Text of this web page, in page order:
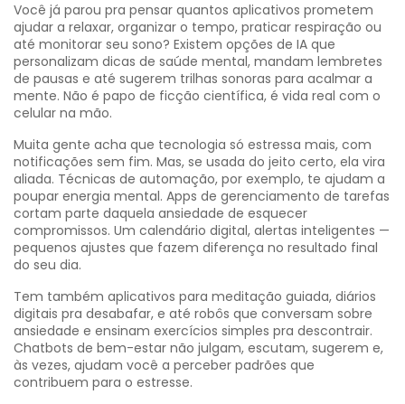
Você já parou pra pensar quantos aplicativos prometem
ajudar a relaxar, organizar o tempo, praticar respiração ou
até monitorar seu sono? Existem opções de IA que
personalizam dicas de saúde mental, mandam lembretes
de pausas e até sugerem trilhas sonoras para acalmar a
mente. Não é papo de ficção científica, é vida real com o
celular na mão.
Muita gente acha que tecnologia só estressa mais, com
notificações sem fim. Mas, se usada do jeito certo, ela vira
aliada. Técnicas de automação, por exemplo, te ajudam a
poupar energia mental. Apps de gerenciamento de tarefas
cortam parte daquela ansiedade de esquecer
compromissos. Um calendário digital, alertas inteligentes —
pequenos ajustes que fazem diferença no resultado final
do seu dia.
Tem também aplicativos para meditação guiada, diários
digitais pra desabafar, e até robôs que conversam sobre
ansiedade e ensinam exercícios simples pra descontrair.
Chatbots de bem-estar não julgam, escutam, sugerem e,
às vezes, ajudam você a perceber padrões que
contribuem para o estresse.